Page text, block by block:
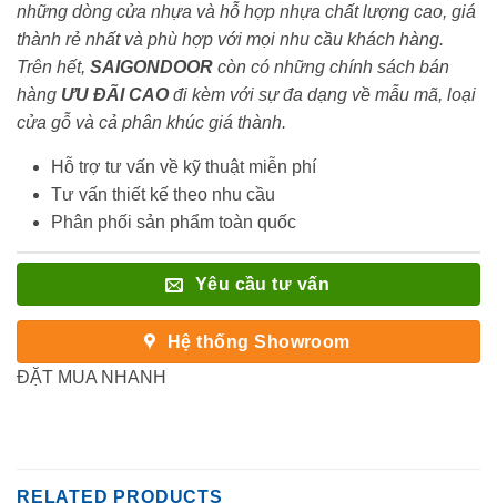
những dòng cửa nhựa và hỗ hợp nhựa chất lượng cao, giá
thành rẻ nhất và phù hợp với mọi nhu cầu khách hàng.
Trên hết, SAIGONDOOR còn có những chính sách bán
hàng ƯU ĐÃI CAOđi kèm với sự đa dạng về mẫu mã, loại
cửa gỗ và cả phân khúc giá thành.
Hỗ trợ tư vấn về kỹ thuật miễn phí
Tư vấn thiết kế theo nhu cầu
Phân phối sản phẩm toàn quốc
Yêu cầu tư vấn
Hệ thống Showroom
ĐẶT MUA NHANH
RELATED PRODUCTS